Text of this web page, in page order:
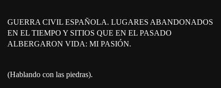
GUERRA CIVIL ESPAÑOLA. LUGARES ABANDONADOS
EN EL TIEMPO Y SITIOS QUE EN EL PASADO
ALBERGARON VIDA: MI PASIÓN.
(Hablando con las piedras).